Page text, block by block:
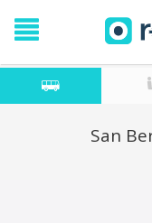
San